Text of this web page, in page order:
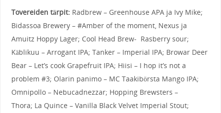
Tovereiden tärpit:Radbrew – Greenhouse APA ja Ivy Mike;
Bidassoa Brewery – #Amber of the moment, Nexus ja
Amuitz Hoppy Lager; Cool Head Brew- Rasberry sour;
Käblikuu – Arrogant IPA; Tanker – Imperial IPA; Browar Deer
Bear – Let’s cook Grapefruit IPA; Hiisi – I hop it’s not a
problem #3; Olarin panimo – MC Taakibörsta Mango IPA;
Omnipollo – Nebucadnezzar; Hopping Brewsters –
Thora; La Quince – Vanilla Black Velvet Imperial Stout;